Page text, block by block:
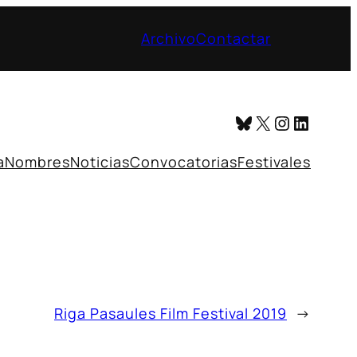
ArchivoContactar
Bluesky
X
NombresNoticiasConvocatoriasFestivales
Riga Pasaules Film Festival 2019 →